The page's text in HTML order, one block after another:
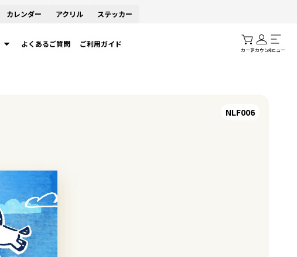
カレンダー アクリル ステッカー
よくあるご質問 ご利用ガイド
カートアカウントメニュー
NLF006